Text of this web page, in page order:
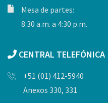
Mesa de partes:
8:30 a.m. a 4:30 p.m.
CENTRAL TELEFÓNICA
+51 (01) 412-5940
Anexos 330, 331